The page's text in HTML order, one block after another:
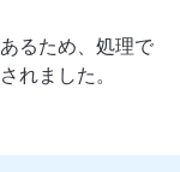
るため、処理で
れました。